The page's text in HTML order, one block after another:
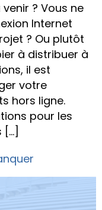
? Vous ne
Internet
? Ou plutôt
à distribuer à
il est
votre
hors ligne.
pour les
[…]